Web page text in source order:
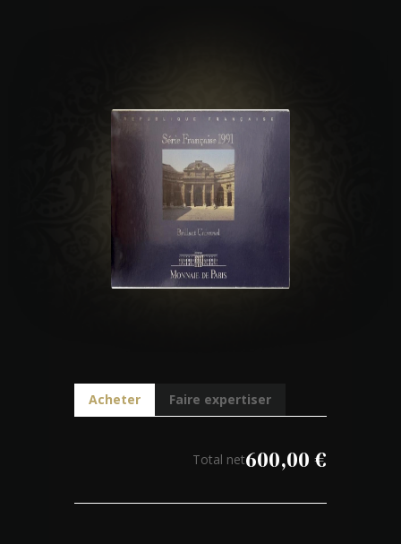
Acheter Faire expertiser
Total net600,00€